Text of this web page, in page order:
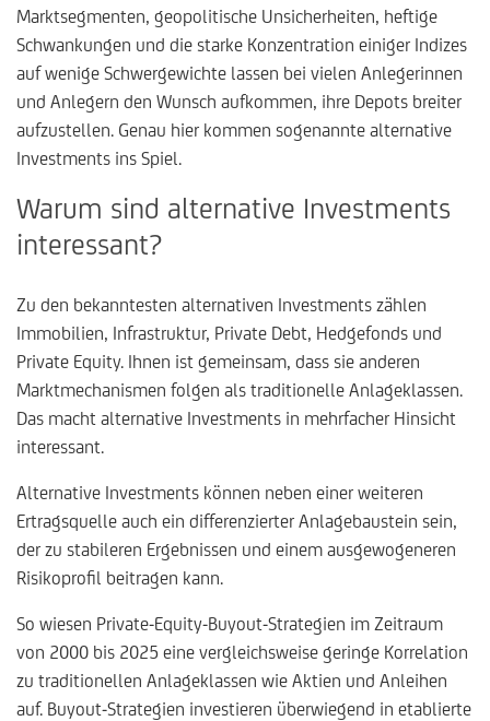
Marktsegmenten, geopolitische Unsicherheiten, heftige
Schwankungen und die starke Konzentration einiger Indizes
auf wenige Schwergewichte lassen bei vielen Anlegerinnen
und Anlegern den Wunsch aufkommen, ihre Depots breiter
aufzustellen. Genau hier kommen sogenannte alternative
Investments ins Spiel.
Warum sind alternative Investments
interessant?
Zu den bekanntesten alternativen Investments zählen
Immobilien, Infrastruktur, Private Debt, Hedgefonds und
Private Equity. Ihnen ist gemeinsam, dass sie anderen
Marktmechanismen folgen als traditionelle Anlageklassen.
Das macht alternative Investments in mehrfacher Hinsicht
interessant.
Alternative Investments können neben einer weiteren
Ertragsquelle auch ein differenzierter Anlagebaustein sein,
der zu stabileren Ergebnissen und einem ausgewogeneren
Risikoprofil beitragen kann.
So wiesen Private-Equity-Buyout-Strategien im Zeitraum
von 2000 bis 2025 eine vergleichsweise geringe Korrelation
zu traditionellen Anlageklassen wie Aktien und Anleihen
auf. Buyout-Strategien investieren überwiegend in etablierte